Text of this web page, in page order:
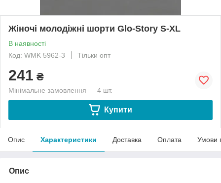
Жіночі молодіжні шорти Glo-Story S-XL
В наявності
Код: WMK 5962-3
Тільки опт
241 ₴
Мінімальне замовлення — 4 шт.
Купити
Опис Характеристики Доставка Оплата Умови
Опис